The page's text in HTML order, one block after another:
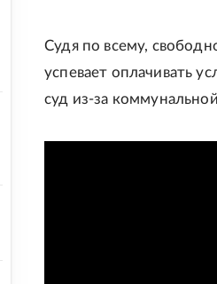
Судя по всему,
успевает оплачивать
суд из-за